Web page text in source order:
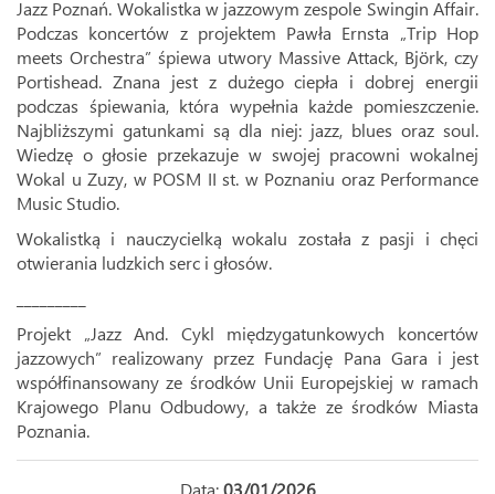
Jazz Poznań. Wokalistka w jazzowym zespole Swingin Affair.
Podczas koncertów z projektem Pawła Ernsta „Trip Hop
meets Orchestra” śpiewa utwory Massive Attack, Björk, czy
Portishead. Znana jest z dużego ciepła i dobrej energii
podczas śpiewania, która wypełnia każde pomieszczenie.
Najbliższymi gatunkami są dla niej: jazz, blues oraz soul.
Wiedzę o głosie przekazuje w swojej pracowni wokalnej
Wokal u Zuzy, w POSM II st. w Poznaniu oraz Performance
Music Studio.
Wokalistką i nauczycielką wokalu została z pasji i chęci
otwierania ludzkich serc i głosów.
Projekt „Jazz And. Cykl międzygatunkowych koncertów
jazzowych” realizowany przez Fundację Pana Gara i jest
współfinansowany ze środków Unii Europejskiej w ramach
Krajowego Planu Odbudowy, a także ze środków Miasta
Poznania.
Data:03/01/2026